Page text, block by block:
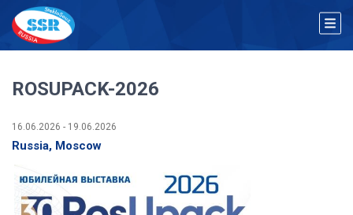
ROSUPACK-2026
16.06.2026 - 19.06.2026
Russia, Moscow